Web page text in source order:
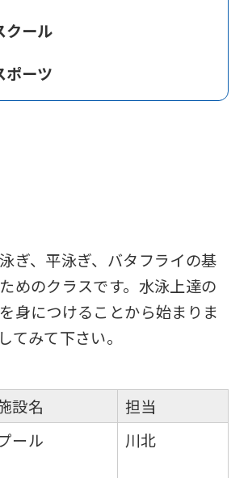
クール
ポーツ
ぎ、平泳ぎ、バタフライの基
めのクラスです。水泳上達の
身につけることから始まりま
てみて下さい。
設名
ール
担当
川北